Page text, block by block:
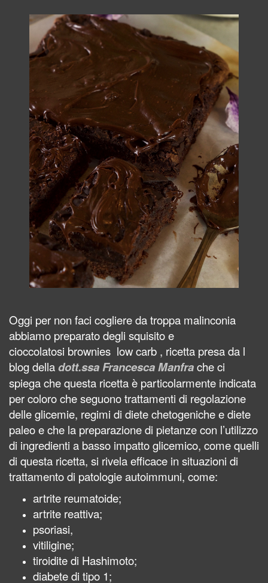
Oggi per non faci cogliere da troppa malinconia
abbiamo preparato degli squisito e
cioccolatosi brownies low carb , ricetta presa da l
blog delladott.ssa Francesca Manfracheci
spiega chequesta ricetta è particolarmente indicata
percoloro che seguono trattamenti di regolazione
delle glicemie, regimi di diete chetogeniche e diete
paleo e che la preparazione di pietanze con l’utilizzo
di ingredienti a basso impatto glicemico, come quelli
di questa ricetta, si rivela efficace in situazioni di
trattamento di patologie autoimmuni, come:
artrite reumatoide;
artrite reattiva;
psoriasi,
vitiligine;
tiroidite di Hashimoto;
diabete di tipo 1;